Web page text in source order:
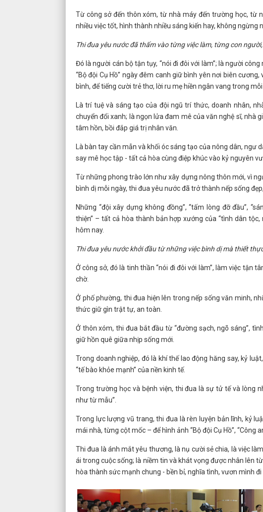
Từ công sở đến thôn xóm, từ nhà máy đến trường học, từ
nhiều việc tốt, hình thành nhiều sáng kiến hay, không ngừng
Thi đua yêu nước đã thấm vào từng việc làm, từng con
Đó là người cán bộ tận tụy, “nói đi đôi với làm”; là người
“Bộ đội Cụ Hồ” ngày đêm canh giữ bình yên nơi biên
bình, để tiếng cười trẻ thơ, lời ru mẹ hiền ngân vang trong
Là trí tuệ và sáng tạo của đội ngũ trí thức, doanh nhân,
chuyển đổi xanh; là ngọn lửa đam mê của văn nghệ sĩ, nhà
tâm hồn, bồi đắp giá trị nhân văn.
Là bàn tay cần mẫn và khối óc sáng tạo của nông dân, ngư
say mê học tập - tất cả hòa cùng điệp khúc vào kỷ nguyên
Từ những phong trào lớn như xây dựng nông thôn mới, vì
bình dị mỗi ngày, thi đua yêu nước đã trở thành nếp sống
Những “đội xây dựng không đồng”, “tấm lòng đỡ đầu”,
thiện” – tất cả hòa thành bản hợp xướng của “tình dân
hôm nay.
Thi đua yêu nước khởi đầu từ những việc bình dị mà thiết
Ở công sở, đó là tinh thần “nói đi đôi với làm”, làm việc tận
chờ.
Ở phố phường, thi đua hiện lên trong nếp sống văn minh,
thức giữ gìn trật tự, an toàn.
Ở thôn xóm, thi đua bắt đầu từ “đường sạch, ngõ sáng”,
giữ hồn quê giữa nhịp sống mới.
Trong doanh nghiệp, đó là khí thế lao động hăng say, kỷ
“tế bào khỏe mạnh” của nền kinh tế.
Trong trường học và bệnh viện, thi đua là sự tử tế và lòng
như từ mẫu”.
Trong lực lượng vũ trang, thi đua là rèn luyện bản lĩnh, kỷ
mái nhà, từng cột mốc – để hình ảnh “Bộ đội Cụ Hồ”, “Công
Thi đua là ánh mắt yêu thương, là nụ cười sẻ chia, là việc
ái trong cuộc sống; là niềm tin và khát vọng được nhân lên
hòa thành sức mạnh chung - bền bỉ, nghĩa tình, vươn mình đi